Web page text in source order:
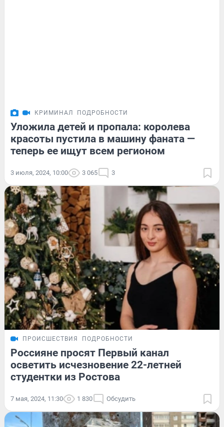
КРИМИНАЛ ПОДРОБНОСТИ
Уложила детей и пропала: королева
красоты пустила в машину фаната —
теперь ее ищут всем регионом
3 июля, 2024, 10:00 3 065 3
ПРОИСШЕСТВИЯ ПОДРОБНОСТИ
Россияне просят Первый канал
осветить исчезновение 22-летней
студентки из Ростова
7 мая, 2024, 11:30 1 830 Обсудить